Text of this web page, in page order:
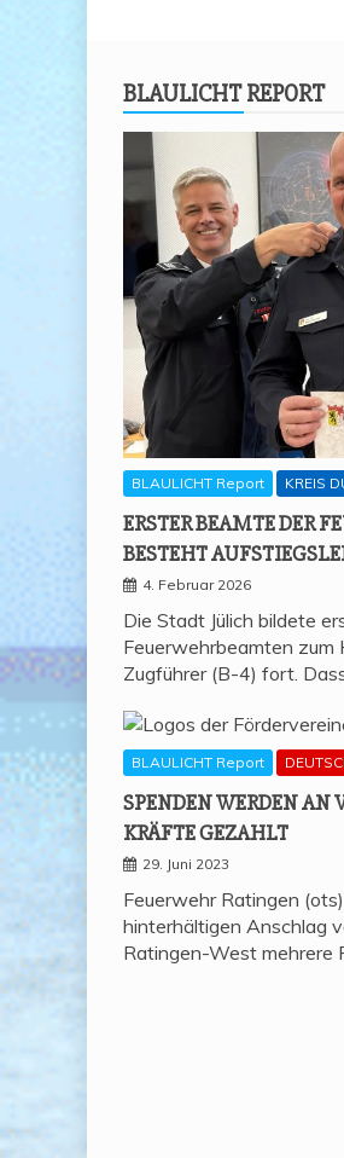
BLAU­LICHT REPORT
BLAULICHT Report KREIS
ERS­TER BEAM­TE DER
BESTEHT
4. Februar 2026
Die Stadt Jülich bildete
Feuerwehrbeamten zum
Zugführer (B-4) fort.
BLAULICHT Report
SPEN­DEN WER­DEN AN
KRÄF­TE GEZAHLT
29. Juni 2023
Feuerwehr Ratingen
hinterhältigen Anschlag
Ratingen-West mehrere